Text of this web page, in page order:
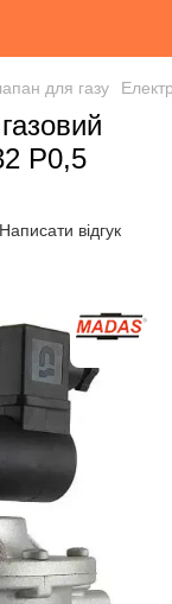
для газу
Р0,5
Написати відгук